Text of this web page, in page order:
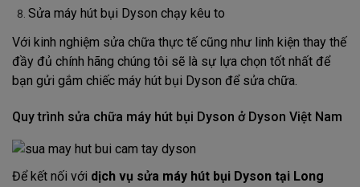
Sửa máy hút bụi Dyson chạy kêu to
Với kinh nghiệm sửa chữa thực tế cũng như linh kiện thay thế
đầy đủ chính hãng chúng tôi sẽ là sự lựa chọn tốt nhất để
bạn gửi gắm chiếc máy hút bụi Dyson để sửa chữa.
Quy trình sửa chữa máy hút bụi Dyson ở Dyson Việt Nam
Để kết nối với dịch vụ sửa máy hút bụi Dyson tại Long